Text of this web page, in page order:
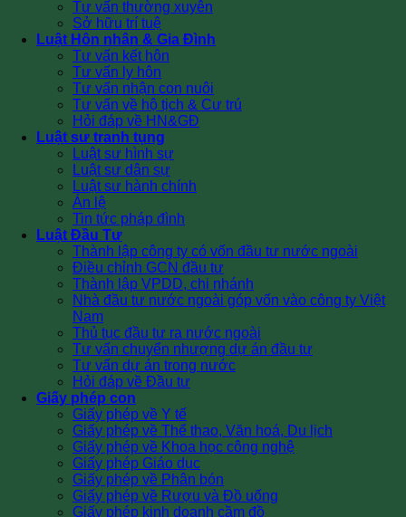
Tư vấn thường xuyên
Sở hữu trí tuệ
Luật Hôn nhân & Gia Đình
Tư vấn kết hôn
Tư vấn ly hôn
Tư vấn nhận con nuôi
Tư vấn về hộ tịch & Cư trú
Hỏi đáp về HN&GĐ
Luật sư tranh tụng
Luật sư hình sự
Luật sư dân sự
Luật sư hành chính
Án lệ
Tin tức pháp đình
Luật Đầu Tư
Thành lập công ty có vốn đầu tư nước ngoài
Điều chỉnh GCN đầu tư
Thành lập VPDD, chi nhánh
Nhà đầu tư nước ngoài góp vốn vào công ty Việt
Nam
Thủ tục đầu tư ra nước ngoài
Tư vấn chuyển nhượng dự án đầu tư
Tư vấn dự án trong nước
Hỏi đáp về Đầu tư
Giấy phép con
Giấy phép về Y tế
Giấy phép về Thể thao, Văn hoá, Du lịch
Giấy phép về Khoa học công nghệ
Giấy phép Giáo dục
Giấy phép về Phân bón
Giấy phép về Rượu và Đồ uống
Giấy phép kinh doanh cầm đồ